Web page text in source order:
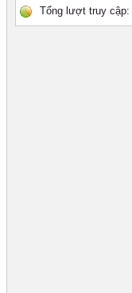
Tổng lượt truy cập: